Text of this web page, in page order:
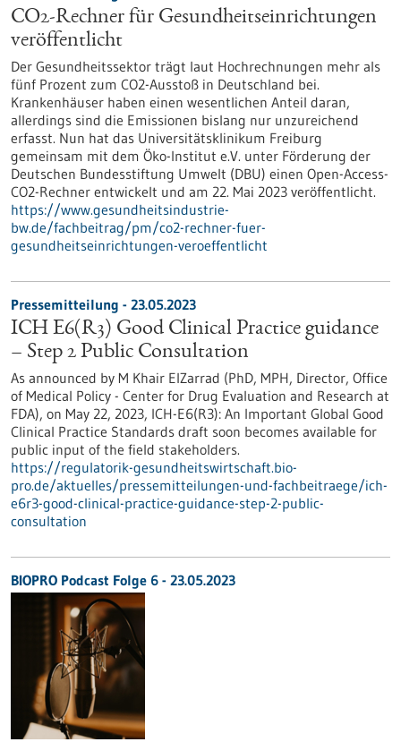
CO2-Rechner für Gesundheitseinrichtungen
veröffentlicht
Der Gesundheitssektor trägt laut Hochrechnungen mehr als
fünf Prozent zum CO2-Ausstoß in Deutschland bei.
Krankenhäuser haben einen wesentlichen Anteil daran,
allerdings sind die Emissionen bislang nur unzureichend
erfasst. Nun hat das Universitätsklinikum Freiburg
gemeinsam mit dem Öko-Institut e.V. unter Förderung der
Deutschen Bundesstiftung Umwelt (DBU) einen Open-Access-
CO2-Rechner entwickelt und am 22. Mai 2023 veröffentlicht.
https://www.gesundheitsindustrie-
bw.de/fachbeitrag/pm/co2-rechner-fuer-
gesundheitseinrichtungen-veroeffentlicht
Pressemitteilung - 23.05.2023
ICH E6(R3) Good Clinical Practice guidance
– Step 2 Public Consultation
As announced by M Khair ElZarrad (PhD, MPH, Director, Office
of Medical Policy - Center for Drug Evaluation and Research at
FDA), on May 22, 2023, ICH-E6(R3): An Important Global Good
Clinical Practice Standards draft soon becomes available for
public input of the field stakeholders.
https://regulatorik-gesundheitswirtschaft.bio-
pro.de/aktuelles/pressemitteilungen-und-fachbeitraege/ich-
e6r3-good-clinical-practice-guidance-step-2-public-
consultation
BIOPRO Podcast Folge 6 - 23.05.2023